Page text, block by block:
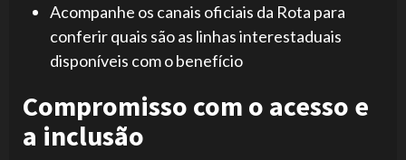
Acompanhe os canais oficiais da Rota para
conferir quais são as linhas interestaduais
disponíveis com o benefício
Compromisso com o acesso e
a inclusão